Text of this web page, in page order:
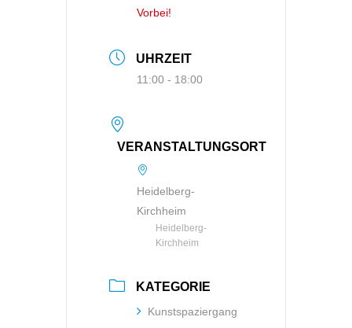
Vorbei!
UHRZEIT
11:00 - 18:00
VERANSTALTUNGSORT
Heidelberg-
Kirchheim
Heidelberg-
Kirchheim
KATEGORIE
Kunstspaziergang